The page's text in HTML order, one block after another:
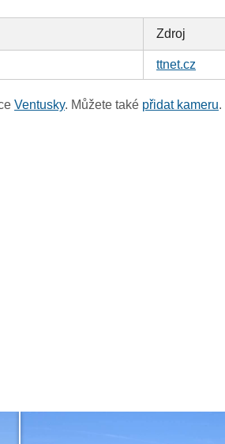
Zdroj
ttnet.cz
Ventusky. Můžete také přidat kameru.